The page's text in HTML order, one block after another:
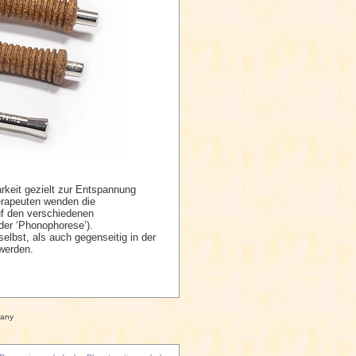
gezielt zur Entspannung
wenden die
den verschiedenen
‘Phonophorese’).
als auch gegenseitig in der